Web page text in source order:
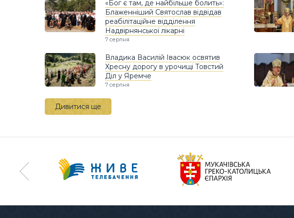
«Бог є там, де найбільше болить»:
Блаженніший Святослав відвідав
реабілітаційне відділення
Надвірнянської лікарні
7 серпня
Владика Василій Івасюк освятив
Хресну дорогу в урочищі Товстий
Діл у Яремче
7 серпня
Дивитися ще